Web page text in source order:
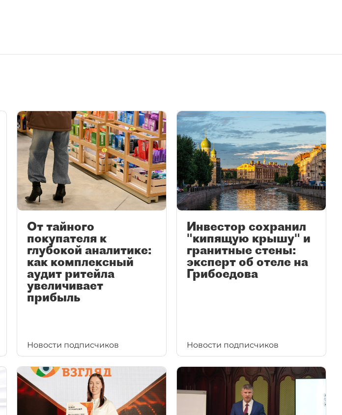
От тайного
покупателя к
глубокой аналитике:
как комплексный
аудит ритейла
увеличивает
прибыль
Новости подписчиков
Инвестор сохранил
"кипящую крышу" и
гранитные стены:
эксперт об отеле на
Грибоедова
Новости подписчиков